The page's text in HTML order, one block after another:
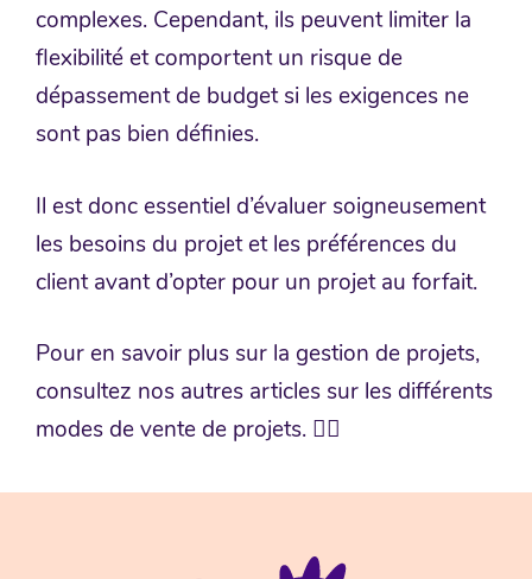
complexes. Cependant, ils peuvent limiter la
flexibilité et comportent un risque de
dépassement de budget si les exigences ne
sont pas bien définies.
Il est donc essentiel d’évaluer soigneusement
les besoins du projet et les préférences du
client avant d’opter pour un projet au forfait.
Pour en savoir plus sur la gestion de projets,
consultez nos autres articles sur les différents
modes de vente de projets. 👇🏼